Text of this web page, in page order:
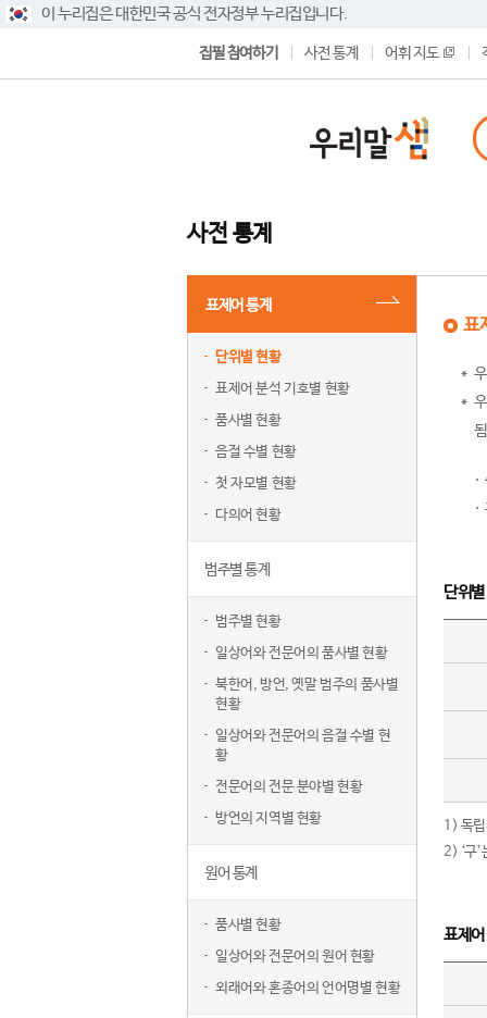
이 누리집은 대한민국 공식 전자정부 누리집입니다.
집필 참여하기 사전 통계 어휘 지도
사전 통계
표제어 통계
단위별 현황
표제어 분석 기호별 현황
품사별 현황
음절 수별 현황
첫 자모별 현황
다의어 현황
범주별 통계
범주별 현황
일상어와 전문어의 품사별 현황
북한어, 방언, 옛말 범주의 품사별
현황
일상어와 전문어의 음절 수별 현
황
전문어의 전문 분야별 현황
방언의 지역별 현황
원어 통계
품사별 현황
일상어와 전문어의 원어 현황
외래어와 혼종어의 언어명별 현황
표
단위
1) 독립
2) ‘구
표제